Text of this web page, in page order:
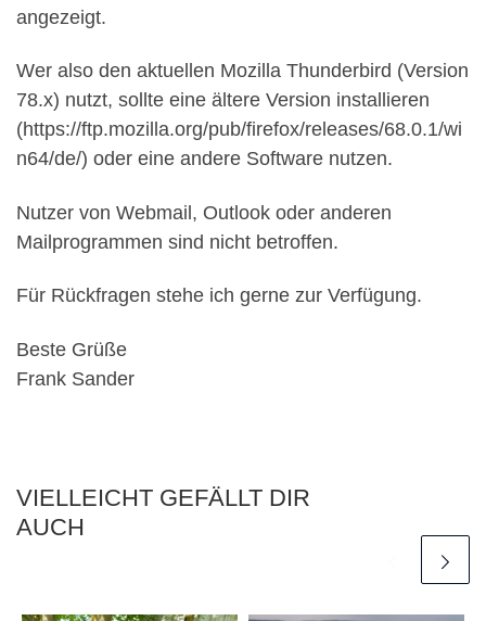
angezeigt.
Wer also den aktuellen Mozilla Thunderbird (Version
78.x) nutzt, sollte eine ältere Version installieren
(https://ftp.mozilla.org/pub/firefox/releases/68.0.1/wi
n64/de/) oder eine andere Software nutzen.
Nutzer von Webmail, Outlook oder anderen
Mailprogrammen sind nicht betroffen.
Für Rückfragen stehe ich gerne zur Verfügung.
Beste Grüße
Frank Sander
VIELLEICHT GEFÄLLT DIR
AUCH